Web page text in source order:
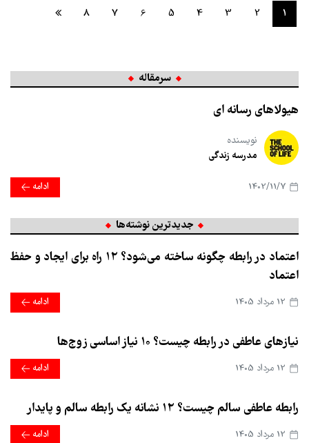
1
2
3
4
5
6
7
8
سرمقاله
هیولاهای رسانه ای
نویسنده
مدرسه زندگی
ادامه
جدیدترین نوشته‌ها
اعتماد در رابطه چگونه ساخته می‌شود؟ ۱۲ راه برای ایجاد و حفظ
اعتماد
ادامه
نیازهای عاطفی در رابطه چیست؟ ۱۰ نیاز اساسی زوج‌ها
ادامه
رابطه عاطفی سالم چیست؟ ۱۲ نشانه یک رابطه سالم و پایدار
ادامه